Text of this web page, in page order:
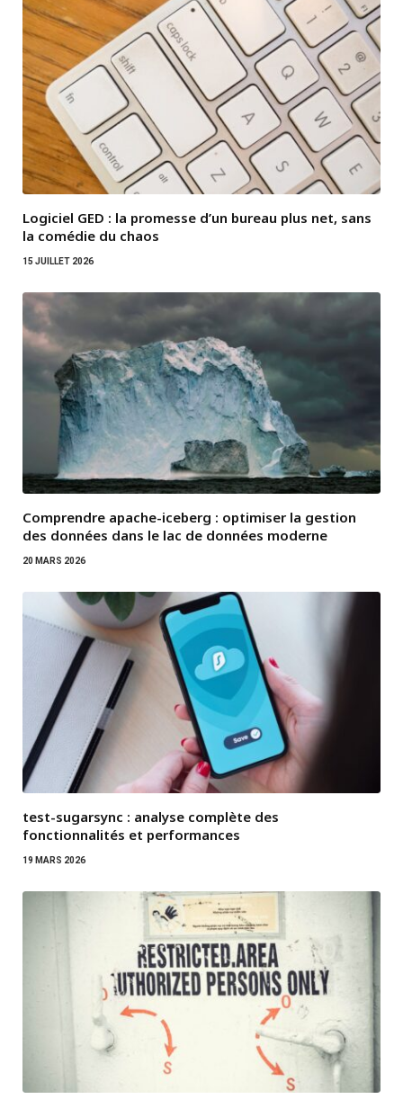
Logiciel GED : la promesse d’un bureau plus net, sans
la comédie du chaos
15 JUILLET 2026
Comprendre apache-iceberg : optimiser la gestion
des données dans le lac de données moderne
20 MARS 2026
test-sugarsync : analyse complète des
fonctionnalités et performances
19 MARS 2026